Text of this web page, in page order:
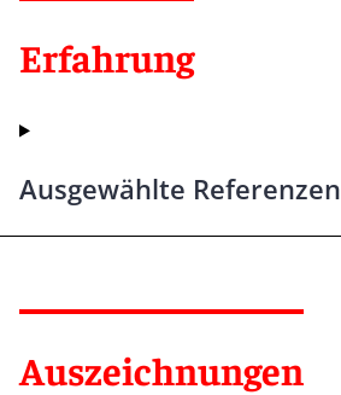
Erfahrung
Ausgewählte Referenzen
Auszeichnungen